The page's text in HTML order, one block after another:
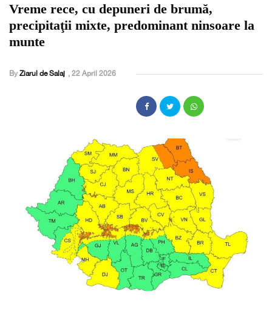
Vreme rece, cu depuneri de brumă,
precipitaţii mixte, predominant ninsoare la
munte
By Ziarul de Salaj , 22 April 2026